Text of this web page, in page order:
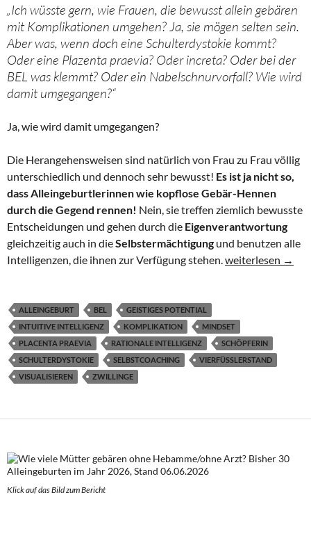
„Ich wüsste gern, wie Frauen, die bewusst allein gebären
mit Komplikationen umgehen? Ja, sie mögen selten sein.
Aber was, wenn doch eine Schulterdystokie kommt?
Oder eine Plazenta praevia? Oder increta? Oder bei der
BEL was klemmt? Oder ein Nabelschnurvorfall? Wie wird
damit umgegangen?“
Ja, wie wird damit umgegangen?
Die Herangehensweisen sind natürlich von Frau zu Frau völlig
unterschiedlich und dennoch sehr bewusst! Es ist ja nicht so,
dass Alleingeburtlerinnen wie kopflose Gebär-Hennen
durch die Gegend rennen! Nein, sie treffen ziemlich bewusste
Entscheidungen und gehen durch die Eigenverantwortung
gleichzeitig auch in dieSelbstermächtigung und benutzen alle
Intelligenzen, die ihnen zur Verfügung stehen. Die Frage der
weiterlesen →
ALLEINGEBURT BEL
GEISTIGES POTENTIAL
INTUITIVE INTELLIGENZ
KOMPLIKATION
MINDSET
PLACENTA PRAEVIA
RATIONALE INTELLIGENZ
SCHÖPFERIN
SCHULTERDYSTOKIE
SELBSTCOACHING
VIERFÜSSLERSTAND
VISUALISIEREN
ZWILLINGE
Klick auf das Bild zum Bericht